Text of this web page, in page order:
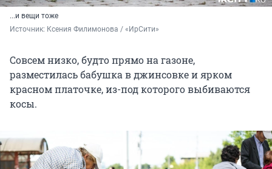
...и вещи тоже
Источник: Ксения Филимонова / «ИрСити»
Совсем низко, будто прямо на газоне,
разместилась бабушка в джинсовке и ярком
красном платочке, из-под которого выбиваются
косы.